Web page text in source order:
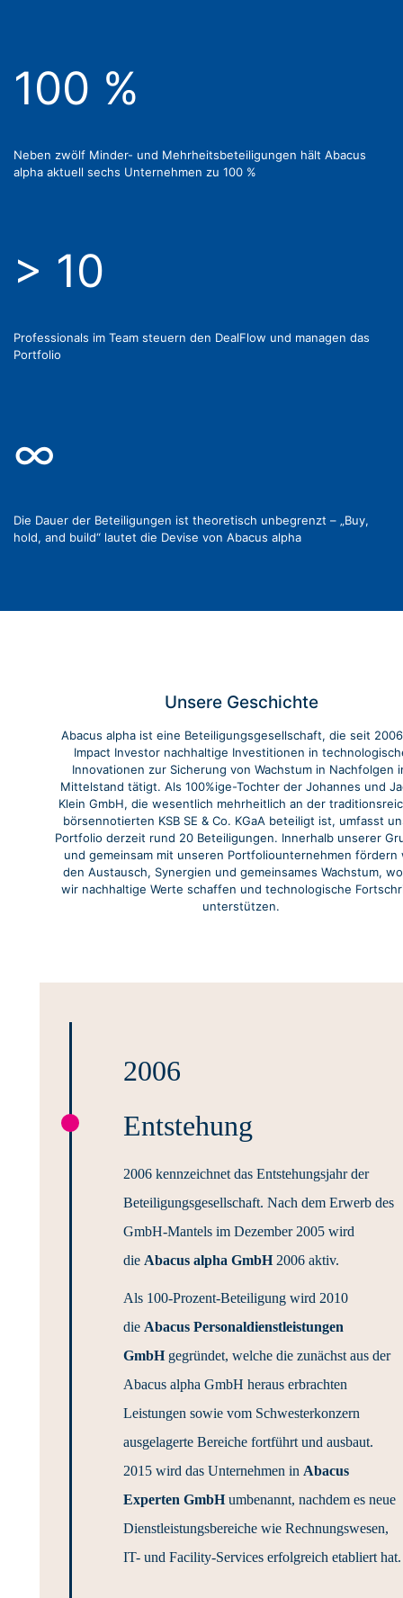
100 %
Neben zwölf Minder- und Mehrheitsbeteiligungen hält Abacus
alpha aktuell sechs Unternehmen zu 100 %
> 10
Professionals im Team steuern den DealFlow und managen das
Portfolio
∞
Die Dauer der Beteiligungen ist theoretisch unbegrenzt – „Buy,
hold, and build“ lautet die Devise von Abacus alpha
Unsere Geschichte
Abacus alpha ist eine Beteiligungsgesellschaft, die seit
Impact Investor nachhaltige Investitionen in
Innovationen zur Sicherung von Wachstum in Nachfolgen
Mittelstand tätigt. Als 100%ige-Tochter der Johannes und
Klein GmbH, die wesentlich mehrheitlich an der
börsennotierten KSB SE & Co. KGaA beteiligt ist, umfasst
Portfolio derzeit rund 20 Beteiligungen. Innerhalb unserer
und gemeinsam mit unseren Portfoliounternehmen fördern
den Austausch, Synergien und gemeinsames Wachstum,
wir nachhaltige Werte schaffen und technologische
unterstützen.
2006
Entstehung
2006 kennzeichnet das Entstehungsjahr der
Beteiligungsgesellschaft. Nach dem Erwerb des
GmbH-Mantels im Dezember 2005 wird
die Abacus alpha GmbH2006 aktiv.
Als 100-Prozent-Beteiligung wird 2010
die Abacus Personaldienstleistungen
GmbHgegründet, welche die zunächst aus der
Abacus alpha GmbH heraus erbrachten
Leistungen sowie vom Schwesterkonzern
ausgelagerte Bereiche fortführt und ausbaut.
2015 wird das Unternehmen in Abacus
Experten GmbHumbenannt, nachdem es neue
Dienstleistungsbereiche wie Rechnungswesen,
IT- und Facility-Services erfolgreich etabliert hat.